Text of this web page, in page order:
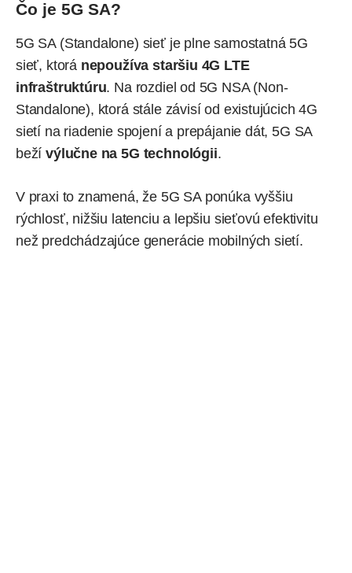
Čo je 5G SA?
5G SA (Standalone) sieť je plne samostatná 5G
sieť, ktorá nepoužíva staršiu 4G LTE
infraštruktúru. Na rozdiel od 5G NSA (Non-
Standalone), ktorá stále závisí od existujúcich 4G
sietí na riadenie spojení a prepájanie dát, 5G SA
bežívýlučne na 5G technológii.
V praxi to znamená, že 5G SA ponúka vyššiu
rýchlosť, nižšiu latenciu a lepšiu sieťovú efektivitu
než predchádzajúce generácie mobilných sietí.